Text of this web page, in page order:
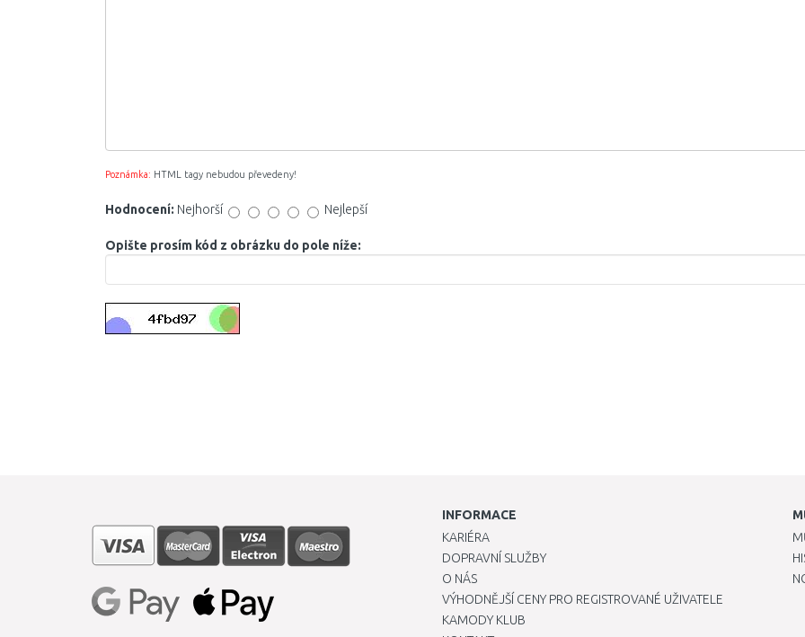
Poznámka: HTML tagy nebudou převedeny!
Hodnocení: Nejhorší Nejlepší
Opište prosím kód z obrázku do pole níže:
INFORMACE
KARIÉRA
DOPRAVNÍ SLUŽBY
O NÁS
VÝHODNĚJŠÍ CENY PRO REGISTROVANÉ UŽIVATELE
KAMODY KLUB